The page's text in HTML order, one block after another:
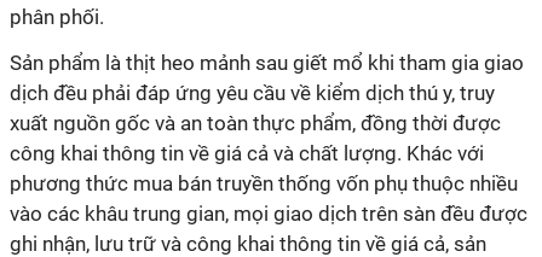
phân phối.
Sản phẩm là thịt heo mảnh sau giết mổ khi tham gia giao
dịch đều phải đáp ứng yêu cầu về kiểm dịch thú y, truy
xuất nguồn gốc và an toàn thực phẩm, đồng thời được
công khai thông tin về giá cả và chất lượng. Khác với
phương thức mua bán truyền thống vốn phụ thuộc nhiều
vào các khâu trung gian, mọi giao dịch trên sàn đều được
ghi nhận, lưu trữ và công khai thông tin về giá cả, sản